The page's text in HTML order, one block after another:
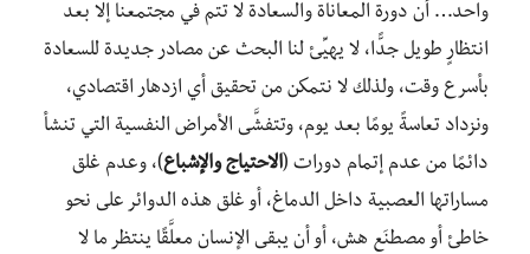
واحد… أن دورة المعاناة والسعادة لا تتم في مجتمعنا إلا بعد
انتظارٍ طويل جدًّا، لا يهيِّئ لنا البحث عن مصادر جديدة للسعادة
بأسرع وقت، ولذلك لا نتمكن من تحقيق أي ازدهار اقتصادي،
ونزداد تعاسةً يومًا بعد يوم، وتتفشَّى الأمراض النفسية التي تنشأ
دائمًا من عدم إتمام دورات (الاحتياج والإشباع)، وعدم غلق
مساراتها العصبية داخل الدماغ، أو غلق هذه الدوائر على نحو
خاطئ أو مصطنَع هش، أو أن يبقى الإنسان معلَّقًا ينتظر ما لا